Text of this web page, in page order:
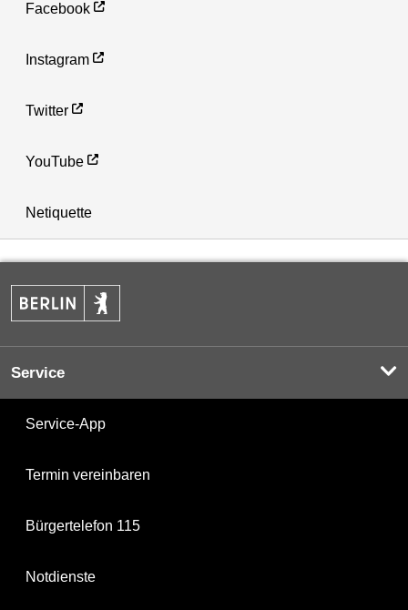
Facebook
Instagram
Twitter
YouTube
Netiquette
Service
Service-App
Termin vereinbaren
Bürgertelefon 115
Notdienste